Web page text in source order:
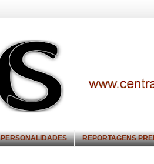
PERSONALIDADES REPORTAGENS